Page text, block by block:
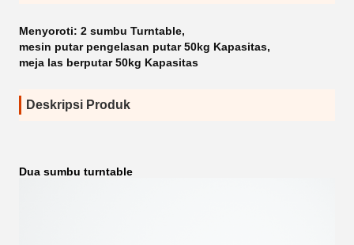
Menyoroti: 2 sumbu Turntable,
mesin putar pengelasan putar 50kg Kapasitas,
meja las berputar 50kg Kapasitas
Deskripsi Produk
Dua sumbu turntable